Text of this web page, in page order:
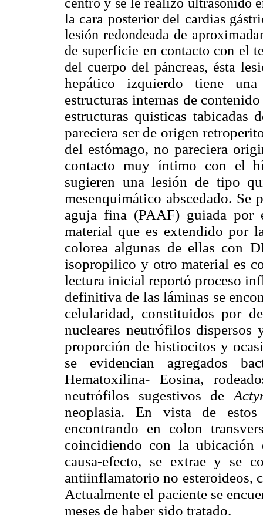
la cara posterior del cardias
lesión redondeada de
de superficie en contacto con el
del cuerpo del páncreas, ésta
hepático izquierdo tiene
estructuras internas de
estructuras quisticas tabicadas
pareciera ser de origen
del estómago, no pareciera
contacto muy íntimo con el
sugieren una lesión de tipo
mesenquimático abscedado.
aguja fina (PAAF) guiada por
material que es extendido por
colorea algunas de ellas con
isopropilico y otro material es
lectura inicial reportó proceso
definitiva de las láminas se
celularidad, constituidos por
nucleares neutrófilos dispersos
proporción de histiocitos y
se evidencian agregados
Hematoxilina- Eosina,
neutrófilos sugestivos de
neoplasia. En vista de
encontrando en colon
coincidiendo con la ubicación
causa-efecto, se extrae y se
antiinflamatorio no esteroideos,
Actualmente el paciente se
meses de haber sido tratado.